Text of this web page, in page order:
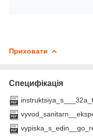
Приховати
Специфікація